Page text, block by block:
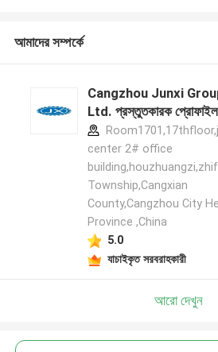
আমাদের সম্পর্কে
Cangzhou Junxi
Ltd. প্রস্তুতকারক প্রোফাইল
center 2# office
Township,Cangxian
County,Cangzhou City
Province ,China
5.0
যাচাইকৃত সরবরাহকারী
আরো দেখুন